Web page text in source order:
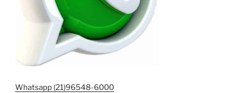
Whatsapp (21)96548-6000